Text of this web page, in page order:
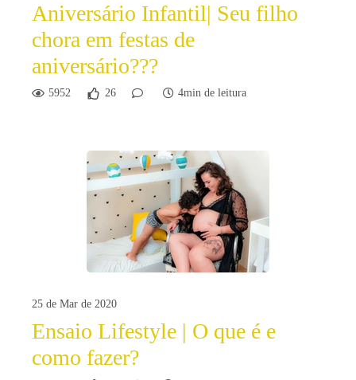
Aniversário Infantil| Seu filho
chora em festas de
aniversário???
5952 26 4min de leitura
25 de Mar de 2020
Ensaio Lifestyle | O que é e
como fazer?